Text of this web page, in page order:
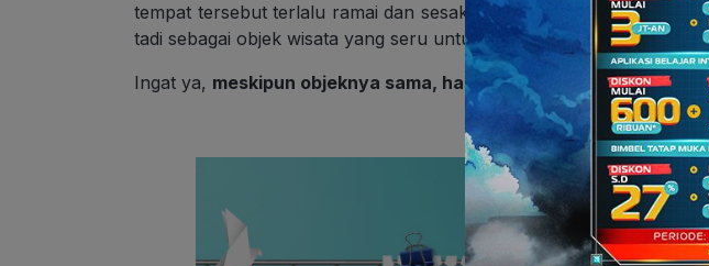
tempat tersebut terlalu ramai dan sesak. Namun, bisa saja temanmu
tadi sebagai objek wisata yang seru untuk dikunjungi beramai-ramai.
Ingat ya, meskipun objeknya sama, hasil penggambaran setiap